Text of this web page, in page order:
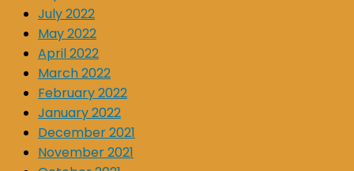
July 2022
May 2022
April 2022
March 2022
February 2022
January 2022
December 2021
November 2021